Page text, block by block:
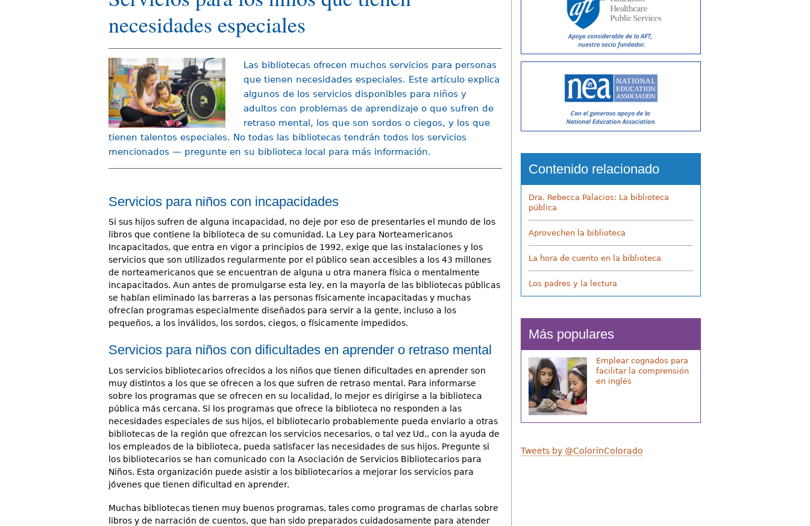
e
s
t
á
a
q
u
necesidades especiales
Las bibliotecas ofrecen muchos servicios para personas
que tienen necesidades especiales. Este artículo explica
algunos de los servicios disponibles para niños y
adultos con problemas de aprendizaje o que sufren de
retraso mental, los que son sordos o ciegos, y los que
tienen talentos especiales. No todas las bibliotecas tendrán todos los servicios
mencionados — pregunte en su biblioteca local para más información.
Servicios para niños con incapacidades
Si sus hijos sufren de alguna incapacidad, no deje por eso de presentarles el mundo de los
libros que contiene la biblioteca de su comunidad. La Ley para Norteamericanos
Incapacitados, que entra en vigor a principios de 1992, exige que las instalaciones y los
servicios que son utilizados regularmente por el público sean accesibles a los 43 millones
de norteamericanos que se encuentran de alguna u otra manera física o mentalmente
incapacitados. Aun antes de promulgarse esta ley, en la mayoría de las bibliotecas públicas
se habían eliminado las barreras a las personas físicamente incapacitadas y muchas
ofrecían programas especialmente diseñados para servir a la gente, incluso a los
pequeños, a los inválidos, los sordos, ciegos, o físicamente impedidos.
Servicios para niños con dificultades en aprender o retraso mental
Los servicios bibliotecarios ofrecidos a los niños que tienen dificultades en aprender son
muy distintos a los que se ofrecen a los que sufren de retraso mental. Para informarse
sobre los programas que se ofrecen en su localidad, lo mejor es dirigirse a la biblioteca
pública más cercana. Si los programas que ofrece la biblioteca no responden a las
necesidades especiales de sus hijos, el bibliotecario probablemente pueda enviarlo a otras
bibliotecas de la región que ofrezcan los servicios necesarios, o tal vez Ud., con la ayuda de
los empleados de la biblioteca, pueda satisfacer las necesidades de sus hijos. Pregunte si
los bibliotecarios se han comunicado con la Asociación de Servicios Bibliotecarios para
Niños. Esta organización puede asistir a los bibliotecarios a mejorar los servicios para
jóvenes que tienen dificultad en aprender.
Muchas bibliotecas tienen muy buenos programas, tales como programas de charlas sobre
libros y de narración de cuentos, que han sido preparados cuidadosamente para atender
Contenido relacionado
Dra. Rebecca Palacios: La biblioteca
pública
Aprovechen la biblioteca
La hora de cuento en la biblioteca
Los padres y la lectura
Más populares
Emplear cognados para
facilitar la comprensión
en inglés
Tweets by @ColorinColorado